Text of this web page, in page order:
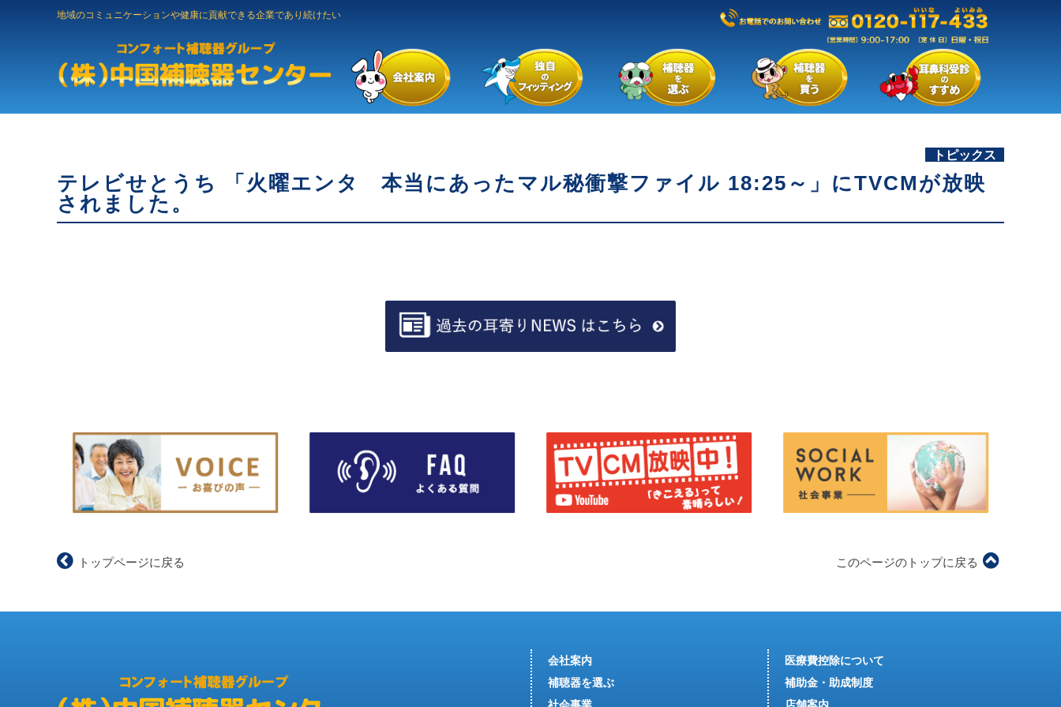
地域のコミュニケーションや健康に貢献できる企業であり続けたい
トピックス
テレビせとうち 「火曜エンタ 本当にあったマル秘衝撃ファイル 18:25～」にTVCMが放映
されました。
トップページに戻る このページのトップに戻る
会社案内
補聴器を選ぶ
医療費控除について
補助金・助成制度